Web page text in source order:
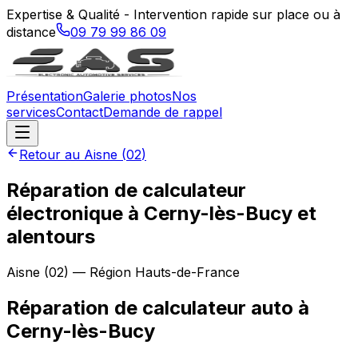
Expertise & Qualité - Intervention rapide sur place ou à
distance
09 79 99 86 09
PrésentationGalerie photosNos
servicesContactDemande de rappel
Retour au Aisne (02)
Réparation de calculateur
électronique à Cerny-lès-Bucy et
alentours
Aisne (02) — Région Hauts-de-France
Réparation de calculateur auto à
Cerny-lès-Bucy